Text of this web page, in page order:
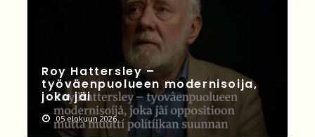
Roy Hattersley –
työväenpuolueen modernisoija,
joka jäi
05 elokuun 2026